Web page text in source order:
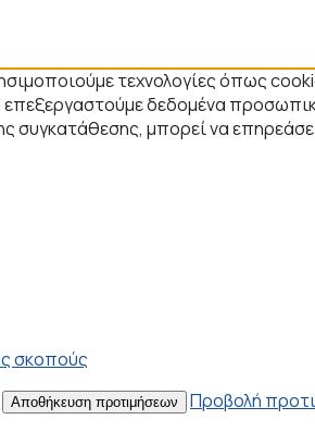
τεχνολογίες όπως
επεξεργαστούμε δεδομένα
μπορεί να
σκοπούς
Αποθήκευση προτιμήσεων
Προβολή